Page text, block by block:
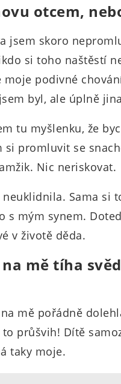
otcem,
jsem skoro
si toho naštěstí
moje podivné
byl, ale úplně
tu myšlenku, že
si promluvit se
Nic neriskovat.
neuklidnila. Sama si
s mým synem.
v životě děda.
mě tíha
mě pořádně
to průšvih! Dítě
taky moje.